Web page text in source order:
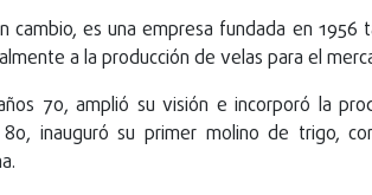
cambio, es una empresa fundada en
a la producción de velas para el
70, amplió su visión e incorporó la
inauguró su primer molino de trigo,